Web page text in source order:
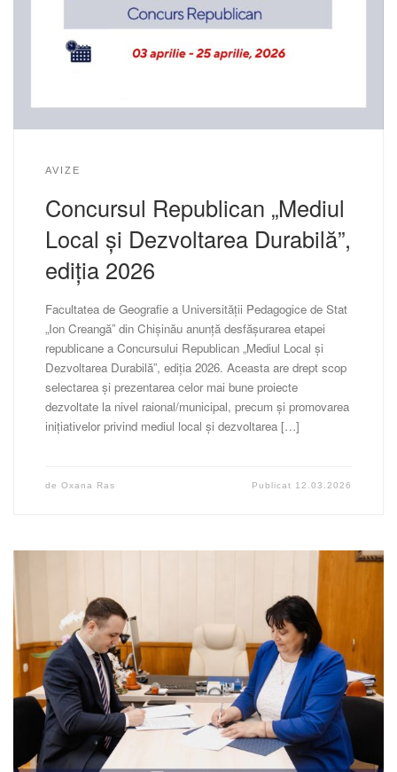
AVIZE
Concursul Republican „Mediul
Local și Dezvoltarea Durabilă”,
ediția 2026
Facultatea de Geografie a Universității Pedagogice de Stat
„Ion Creangă” din Chișinău anunță desfășurarea etapei
republicane a Concursului Republican „Mediul Local și
Dezvoltarea Durabilă”, ediția 2026. Aceasta are drept scop
selectarea și prezentarea celor mai bune proiecte
dezvoltate la nivel raional/municipal, precum și promovarea
inițiativelor privind mediul local și dezvoltarea […]
de Oxana Ras Publicat 12.03.2026